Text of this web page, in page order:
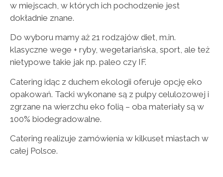
w miejscach, w których ich pochodzenie jest
dokładnie znane.
Do wyboru mamy aż 21 rodzajów diet, m.in.
klasyczne wege + ryby, wegetariańska, sport, ale też
nietypowe takie jak np. paleo czy IF.
Catering idąc z duchem ekologii oferuje opcję eko
opakowań. Tacki wykonane są z pulpy celulozowej i
zgrzane na wierzchu eko folią – oba materiały są w
100% biodegradowalne.
Catering realizuje zamówienia w kilkuset miastach w
całej Polsce.